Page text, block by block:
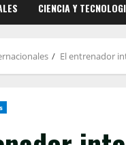
CIENCIA Y
El entrenador